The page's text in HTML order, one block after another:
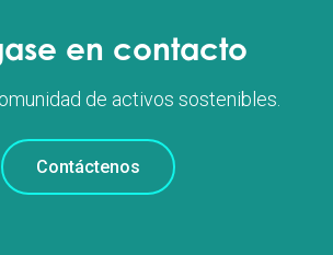
en contacto
de activos sostenibles.
Contáctenos